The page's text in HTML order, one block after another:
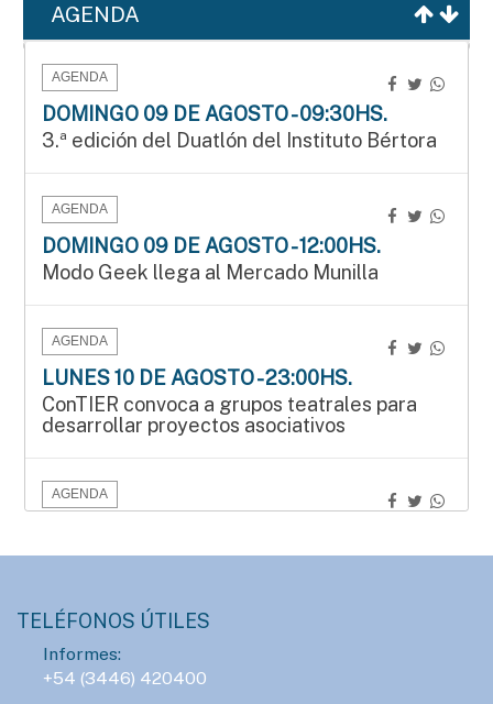
AGENDA
AGENDA
DOMINGO 09 DE AGOSTO - 09:30HS.
3.ª edición del Duatlón del Instituto Bértora
AGENDA
DOMINGO 09 DE AGOSTO - 12:00HS.
Modo Geek llega al Mercado Munilla
AGENDA
LUNES 10 DE AGOSTO - 23:00HS.
ConTIER convoca a grupos teatrales para
desarrollar proyectos asociativos
AGENDA
Manos que crean en el Mercado Munilla
AGENDA
SÁBADO 15 DE AGOSTO - 16:00HS.
Gran Prix Chipote 2026 de ajedrez blitz
TELÉFONOS ÚTILES
Informes:
+54 (3446) 420400